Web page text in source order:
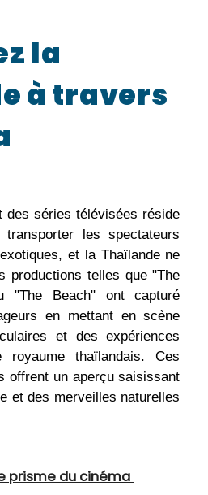
la
à travers
des séries télévisées réside
les spectateurs
et la Thaïlande ne
productions telles que "The
"The Beach" ont capturé
en mettant en scène
et des expériences
thaïlandais. Ces
offrent un aperçu saisissant
et des merveilles naturelles
prisme du cinéma